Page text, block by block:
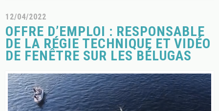
12/04/2022
OFFRE D’EMPLOI : RESPONSABLE
DE LA RÉGIE TECHNIQUE ET VIDÉO
DE FENÊTRE SUR LES BÉLUGAS